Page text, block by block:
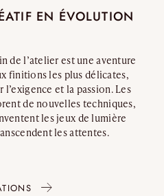
EN ÉVOLUTION
de l’atelier est une aventure
finitions les plus délicates,
et la passion. Les
de nouvelles techniques,
les jeux de lumière
les attentes.